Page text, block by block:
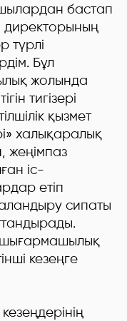
бастап
директорының
түрлі
Бұл
жолында
тигізері
қызмет
халықаралық
жеңімпаз
іс-
етіп
сипаты
кезеңге